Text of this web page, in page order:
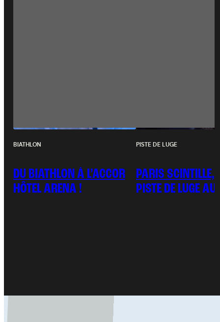
BIATHLON
DU BIATHLON À L’ACCOR
HÔTEL ARENA !
PISTE DE LUGE
PARIS SCINTILLE,
PISTE DE LUGE